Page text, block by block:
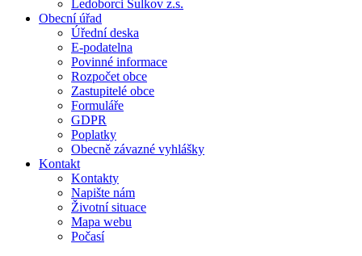
Ledoborci Sulkov z.s.
Obecní úřad
Úřední deska
E-podatelna
Povinné informace
Rozpočet obce
Zastupitelé obce
Formuláře
GDPR
Poplatky
Obecně závazné vyhlášky
Kontakt
Kontakty
Napište nám
Životní situace
Mapa webu
Počasí